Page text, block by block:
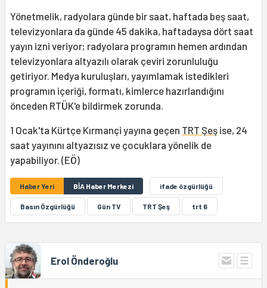
Yönetmelik, radyolara günde bir saat, haftada beş saat,
televizyonlara da günde 45 dakika, haftadaysa dört saat
yayın izni veriyor; radyolara programın hemen ardından
televizyonlara altyazılı olarak çeviri zorunluluğu
getiriyor. Medya kuruluşları, yayımlamak istedikleri
programın içeriği, formatı, kimlerce hazırlandığını
önceden RTÜK'e bildirmek zorunda.
1 Ocak'ta Kürtçe Kırmançi yayına geçen TRT Şeş ise, 24
saat yayınını altyazısız ve çocuklara yönelik de
yapabiliyor. (EÖ)
Haber Yeri BİA Haber Merkezi ifade özgürlüğü
Basın Özgürlüğü Gün TV TRT Şeş trt 6
Erol Önderoğlu